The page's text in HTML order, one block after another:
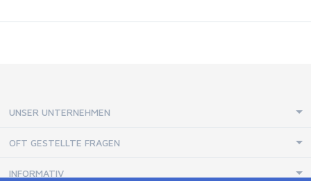
UNSER UNTERNEHMEN
OFT GESTELLTE FRAGEN
INFORMATIV